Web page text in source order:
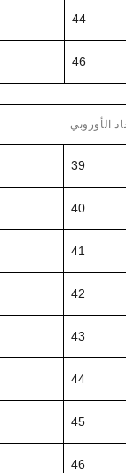
44
46
الأوروبي
39
40
41
42
43
44
45
46